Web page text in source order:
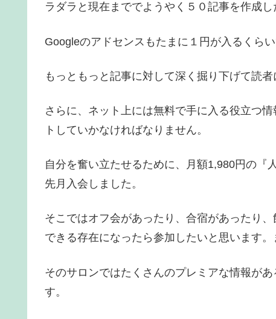
ラダラと現在まででようやく５０記事を作成し
Googleのアドセンスもたまに１円が入るくら
もっともっと記事に対して深く掘り下げて読
さらに、ネット上には無料で手に入る役立つ
トしていかなければなりません。
自分を奮い立たせるために、月額1,980円の『
先月入会しました。
そこではオフ会があったり、合宿があったり
できる存在になったら参加したいと思います
そのサロンではたくさんのプレミアな情報が
す。